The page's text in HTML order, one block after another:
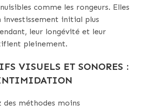
comme les rongeurs. Elles
investissement initial plus
leur longévité et leur
pleinement.
VISUELS ET SONORES :
des méthodes moins